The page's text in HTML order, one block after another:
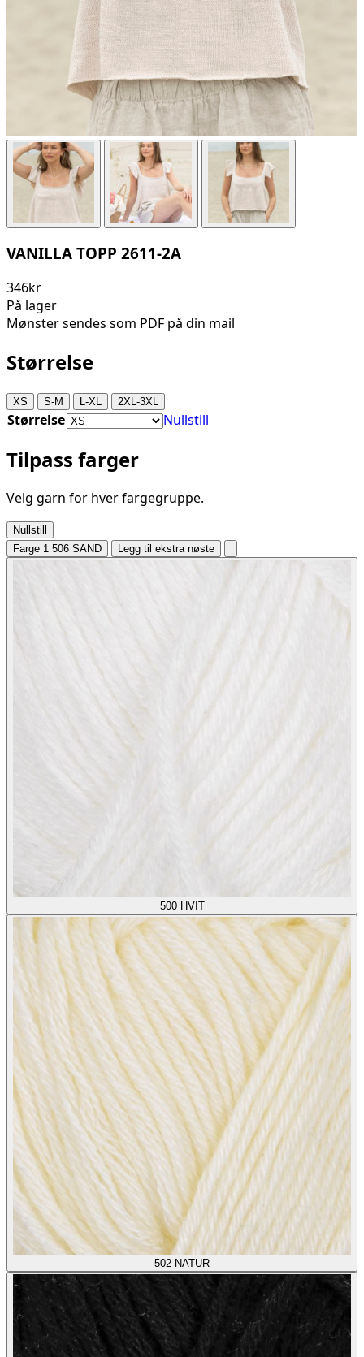
VANILLA TOPP 2611-2A
346kr
På lager
Mønster sendes som PDF på din mail
Størrelse
XS S-M L-XL 2XL-3XL
Størrelse Nullstill
Tilpass farger
Velg garn for hver fargegruppe.
Nullstill
Farge 1 506 SAND Legg til ekstra nøste
500 HVIT
502 NATUR